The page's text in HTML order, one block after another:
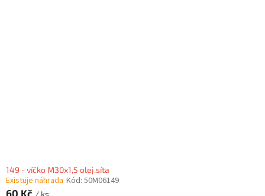
149 - víčko M30x1,5 olej.síta
Existuje náhrada Kód: 50M06149
60 Kč / ks